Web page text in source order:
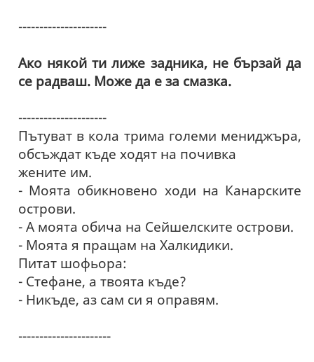
---------------------
Ако някой ти лиже задника, не бързай да
се радваш. Може да е за смазка.
---------------------
Пътуват в кола трима големи мениджъра,
обсъждат къде ходят на почивка
жените им.
- Моята обикновено ходи на Канарските
острови.
- А моята обича на Сейшелските острови.
- Моята я пращам на Халкидики.
Питат шофьора:
- Стефане, а твоята къде?
- Никъде, аз сам си я оправям.
----------------------